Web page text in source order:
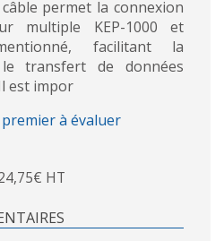
câble permet la connexion
multiple KEP-1000 et
facilitant la
transfert de données
est impor
premier à évaluer
HT